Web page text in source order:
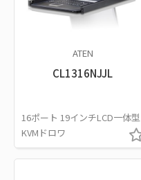
ATEN
CL1316NJJL
16ポート 19インチLCD一体型
KVMドロワ